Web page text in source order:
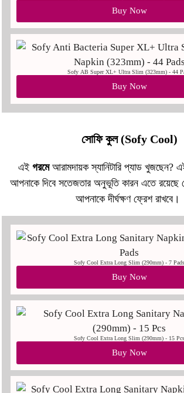
Buy Now
Sofy AB Super XL+ Ultra Slim (323mm) - 44
Buy Now
সোফি কুল (Sofy Cool)
এই গরমে আরামদায়ক স্যানিটারি প্যাড খুজছেন?
আপনাকে দিবে সতেজতার অনুভূতি কারন এতে রয়েছে
আপনাকে দীর্ঘক্ষণ ফ্রেশ রাখবে।
Sofy Cool Extra Long Slim (290mm) - 7 Pads
Buy Now
Sofy Cool Extra Long Slim (290mm) - 15 Pcs
Buy Now